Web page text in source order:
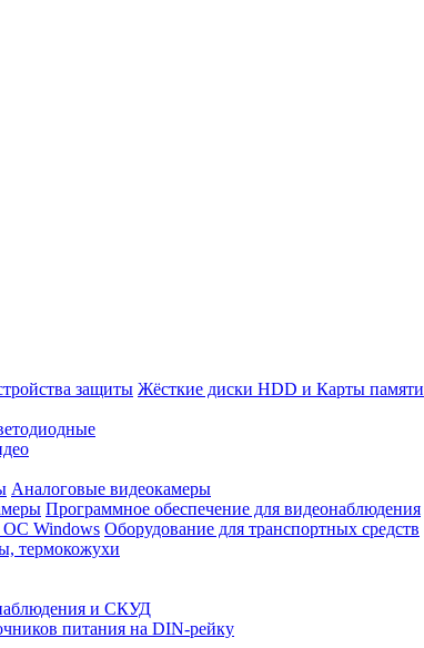
защиты Жёсткие диски HDD и Карты памяти
Аналоговые видеокамеры
Программное обеспечение для видеонаблюдения
ОС Windows Оборудование для транспортных средств
термокожухи
и СКУД
питания на DIN-рейку